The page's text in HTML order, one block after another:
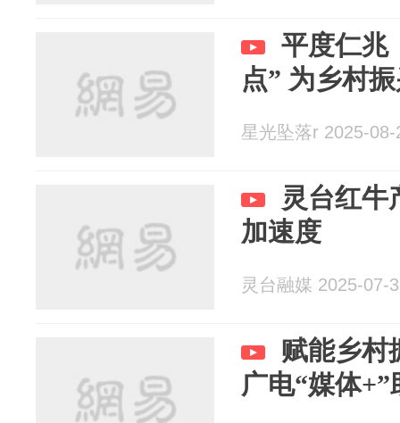
平度仁兆
点” 为乡
星光坠落r 2025-08-
灵台红牛
加速度
灵台融媒 2025-07-
赋能乡村
广电“媒体